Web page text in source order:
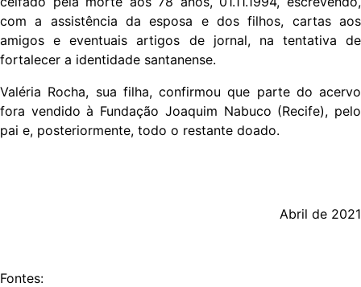
com a assistência da esposa e dos filhos, cartas aos
amigos e eventuais artigos de jornal, na tentativa de
fortalecer a identidade santanense.
Valéria Rocha, sua filha, confirmou que parte do acervo
fora vendido à Fundação Joaquim Nabuco (Recife), pelo
pai e, posteriormente, todo o restante doado.
Abril de 2021
Fontes: